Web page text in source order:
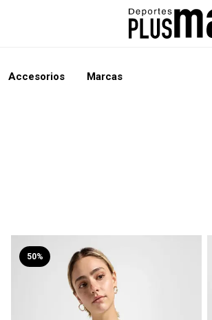
Accesorios Marcas
50%